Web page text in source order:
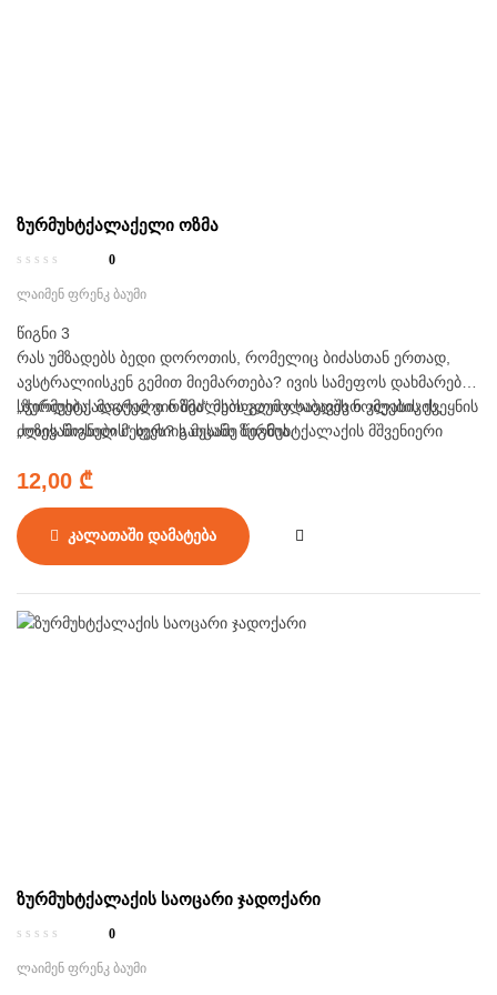
ზურმუხტქალაქელი ოზმა
0
ლაიმენ ფრენკ ბაუმი
წიგნი 3
რას უმზადებს ბედი დოროთის, რომელიც ბიძასთან ერთად,
ავსტრალიისკენ გემით მიემართება? ივის სამეფოს დახმარება
სჭირდება, მაგრამ ვინ შეძლებს გაუმკლავდეს ნომეების ქვეყნის
ძლევამოსილ მეფეს? გაიცანი ზურმუხტქალაქის მშვენიერი
ტყეკაფია, საფრთხობელა, ლომი, სახერხელა ცხენი და მუდამ
მშიერი ვეფხვი _ და გადაეშვი ახალ თავგადასავალში.
„ზურმუხტქალაქელი ოზმა“ მსოფლიო საბავშვო კლასიკის,
„ოზის წიგნების“ სერიის მესამე წიგნია.
12,00 ₾
კალათაში დამატება
ზურმუხტქალაქის საოცარი ჯადოქარი
0
ლაიმენ ფრენკ ბაუმი